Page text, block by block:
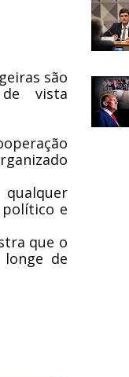
são
vista
e
que o
de